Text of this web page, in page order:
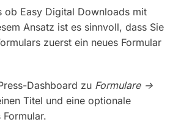
ob Easy Digital Downloads mit
Ansatz ist es sinnvoll, dass Sie
zuerst ein neues Formular
Dashboard zu Formulare ->
Titel und eine optionale